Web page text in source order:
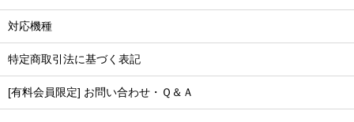
対応機種
特定商取引法に基づく表記
[有料会員限定] お問い合わせ・Ｑ＆Ａ